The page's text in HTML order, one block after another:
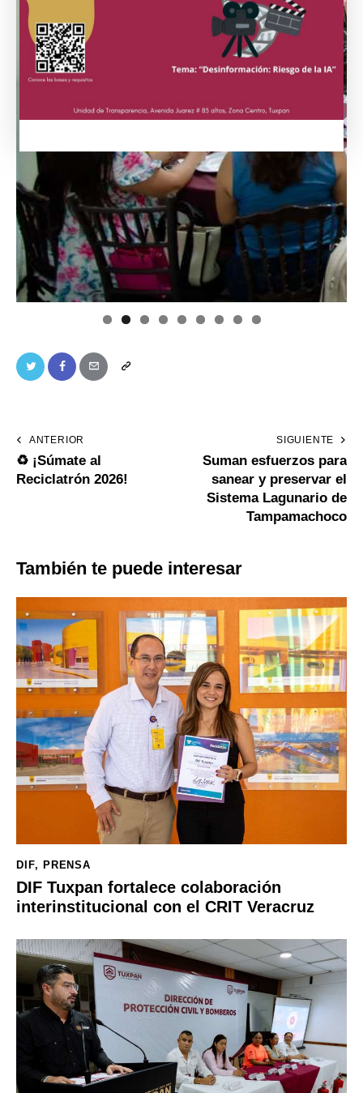
ANTERIOR
♻️ ¡Súmate al
Reciclatrón 2026!
SIGUIENTE
Suman esfuerzos para
sanear y preservar el
Sistema Lagunario de
Tampamachoco
También te puede interesar
DIF,PRENSA
DIF Tuxpan fortalece colaboración
interinstitucional con el CRIT Veracruz